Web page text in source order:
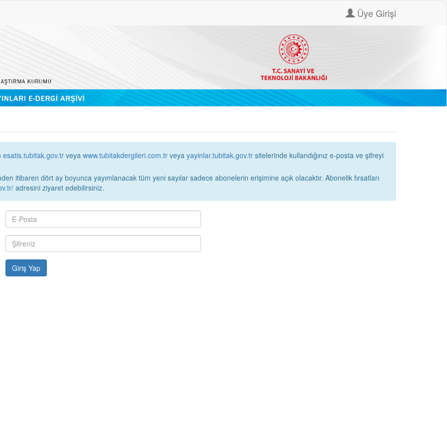
Üye Girişi
esatis.tubitak.gov.tr veya www.tubitakdergileri.com.tr veya yayinlar.tubitak.gov.tr
itibaren dört ay boyunca yayımlanacak tüm yeni sayılar sadece abonelerin erişimine açık olacaktır. Abonelik fırsatları
adresini ziyaret edebilirsiniz.